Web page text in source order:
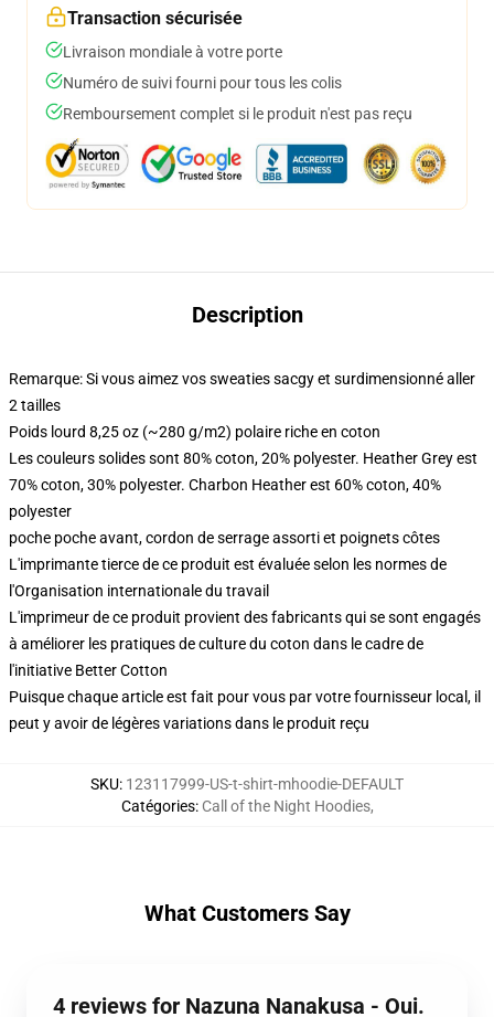
Transaction sécurisée
Livraison mondiale à votre porte
Numéro de suivi fourni pour tous les colis
Remboursement complet si le produit n'est pas reçu
Description
Remarque: Si vous aimez vos sweaties sacgy et surdimensionné aller
2 tailles
Poids lourd 8,25 oz (~280 g/m2) polaire riche en coton
Les couleurs solides sont 80% coton, 20% polyester. Heather Grey est
70% coton, 30% polyester. Charbon Heather est 60% coton, 40%
polyester
poche poche avant, cordon de serrage assorti et poignets côtes
L'imprimante tierce de ce produit est évaluée selon les normes de
l'Organisation internationale du travail
L'imprimeur de ce produit provient des fabricants qui se sont engagés
à améliorer les pratiques de culture du coton dans le cadre de
l'initiative Better Cotton
Puisque chaque article est fait pour vous par votre fournisseur local, il
peut y avoir de légères variations dans le produit reçu
SKU: 123117999-US-t-shirt-mhoodie-DEFAULT
Catégories: Call of the Night Hoodies,
What Customers Say
4 reviews for Nazuna Nanakusa - Oui.